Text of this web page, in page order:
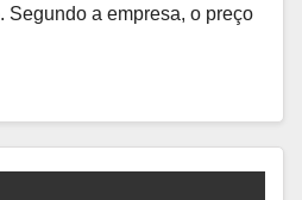
Segundo a empresa, o preço